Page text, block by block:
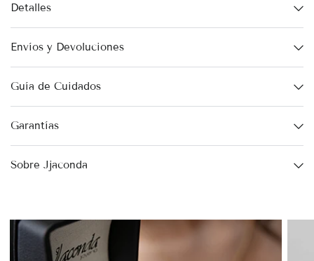
Detalles
Envíos y Devoluciones
Guía de Cuidados
Garantías
Sobre Jjaconda